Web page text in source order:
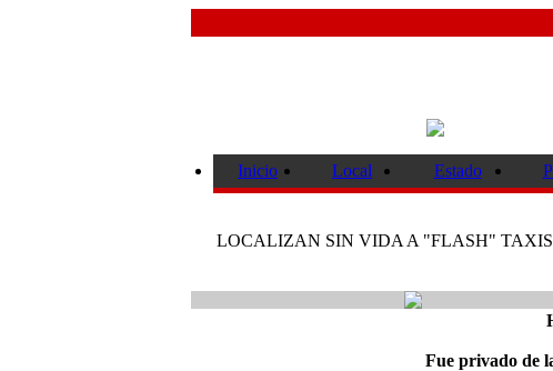
Inicio Local Estado
LOCALIZAN SIN VIDA A "FLASH"
Fue privado de